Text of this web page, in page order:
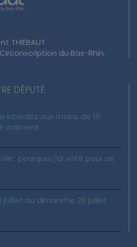
THIÉBAUT
du Bas-Rhin.
DÉPUTÉ
interdits aux moins de 15
vraiment
: pourquoi j’ai voté pour ce
juillet au dimanche 26 juillet